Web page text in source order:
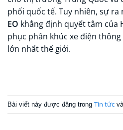
phối quốc tế. Tuy nhiên, sự ra
EO khẳng định quyết tâm của
phục phân khúc xe điện
lớn nhất thế giới.
Bài viết này được đăng trong Tin tức